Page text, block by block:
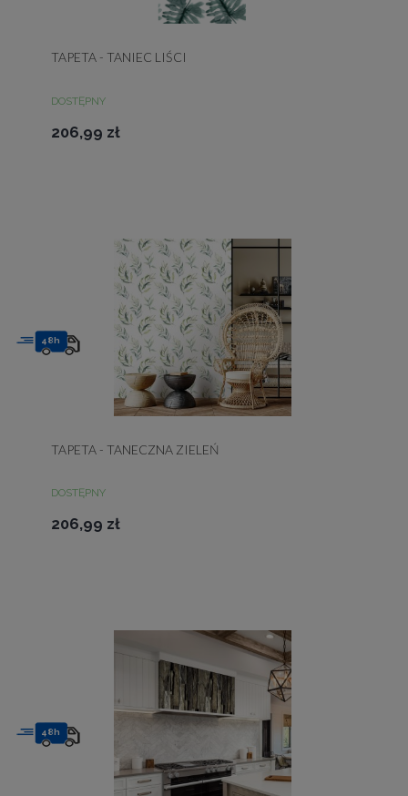
TAPETA - TANIEC LIŚCI
DOSTĘPNY
206,99 zł
TAPETA - TANECZNA ZIELEŃ
DOSTĘPNY
206,99 zł
48h
48h